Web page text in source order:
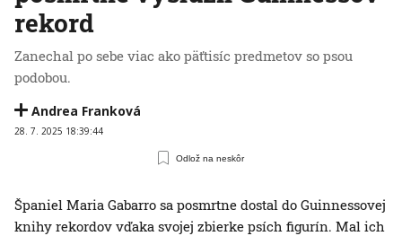
rekord
Zanechal po sebe viac ako päťtisíc predmetov so psou
podobou.
Andrea Franková
28. 7. 2025 18:39:44
Odlož na neskôr
Španiel Maria Gabarro sa posmrtne dostal do Guinnessovej
knihy rekordov vďaka svojej zbierke psích figurín. Mal ich